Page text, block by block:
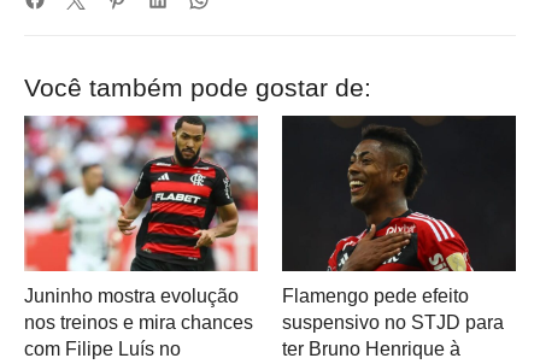
Você também pode gostar de:
Juninho mostra evolução
nos treinos e mira chances
com Filipe Luís no
Flamengo pede efeito
suspensivo no STJD para
ter Bruno Henrique à